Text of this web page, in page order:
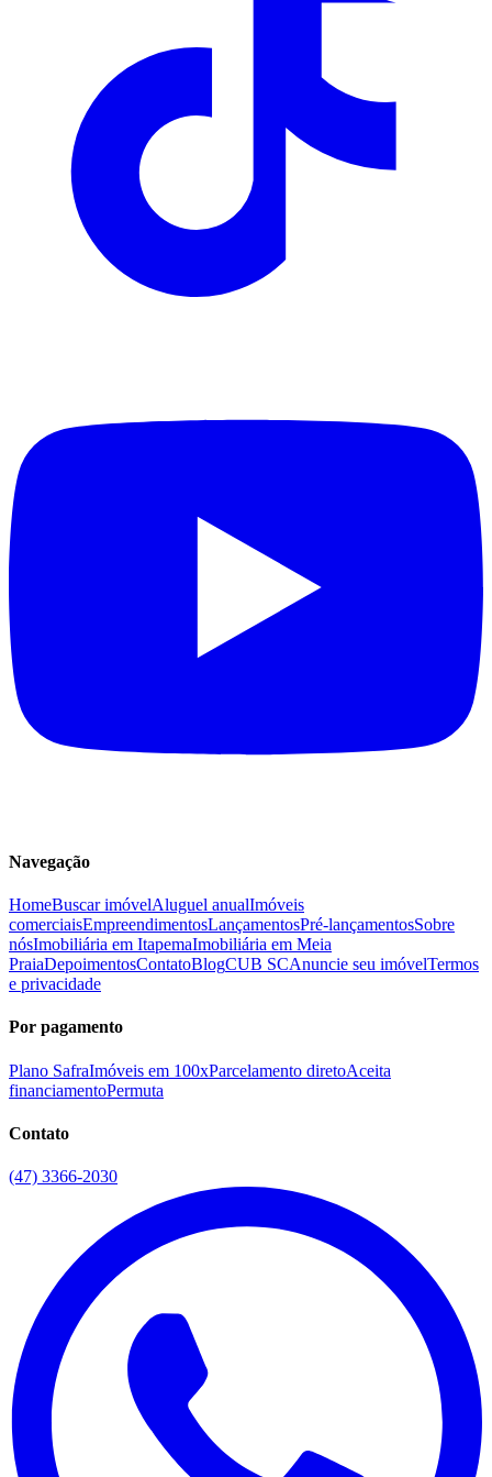
Navegação
HomeBuscar imóvelAluguel anualImóveis
comerciaisEmpreendimentosLançamentosPré-lançamentosSobre
nósImobiliária em ItapemaImobiliária em Meia
PraiaDepoimentosContatoBlogCUB SCAnuncie seu imóvelTermos
e privacidade
Por pagamento
Plano SafraImóveis em 100xParcelamento diretoAceita
financiamentoPermuta
Contato
(47) 3366-2030